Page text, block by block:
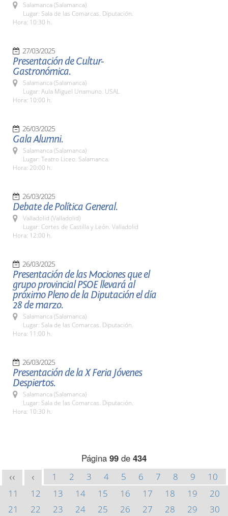
Salamanca (Salamanca)
Lugar: Sala de las Comarcas. Diputación.
Hora: 10:30 h.
27/03/2025
Presentación de Cultur-
Gastronómica.
Salamanca (Salamanca)
Lugar: Aula Miguel Unamuno. USAL
Hora: 10:00 h.
26/03/2025
Gala Alumni.
Salamanca (Salamanca)
Lugar: Teatro Liceo. Salamanca.
Hora: 20:00 h.
26/03/2025
Debate de Política General.
Valladolid (Valladolid)
Lugar: Cortes de Castilla y León. Valladolid
Hora: 12:00 h.
26/03/2025
Presentación de las Mociones que el
grupo provincial PSOE llevará al
próximo Pleno de la Diputación el día
28 de marzo.
Salamanca (Salamanca)
Lugar: Sala de las Comarcas. Diputación.
Hora: 11:00 h.
26/03/2025
Presentación de la X Feria Jóvenes
Despiertos.
Salamanca (Salamanca)
Lugar: Sala de las Comarcas. Diputación.
Hora: 10:30 h.
Página 99 de 434
<< < 1 2 3 4 5 6 7 8 9
10
11
12 13 14 15 16 17 18 19
20
21
22 23 24 25 26 27 28 29
30